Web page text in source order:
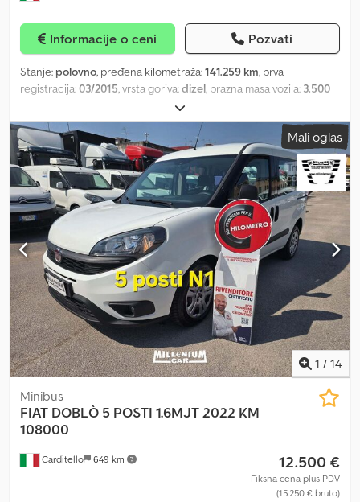
Informacije o ceni Pozvati
Stanje: polovno, pređena kilometraža:141.259 km, prva
registracija:03/2015, vrsta goriva:dizel, prazna masa vozila: 3.500
mehanički
sedišta:2, Godina proizvodnje:2015, Oprema:centralno
zaključavanje, filter za čađ, klima uređaj, servo upravljač,
tempomat, VOZILO U PERFEKTNOM STANJU. Dsdpfx
Ajvbmbfeqiock
Mali oglas
1 / 14
Carditello 649 km
Minibus
FIAT DOBLÒ 5 POSTI 1.6MJT 2022 KM
108000
12.500 €
Fiksna cena plus PDV
(15.250 € bruto)